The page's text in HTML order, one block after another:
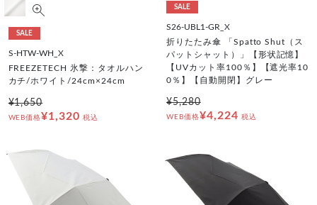
SALE
S-HTW-WH_X
FREEZETECH 氷撃：タオルハン
カチ/ホワイト/24cm×24cm
¥1,650
WEB価格¥1,320 税込
SALE
S26-UBL1-GR_X
折りたたみ傘 「Spatto Shut（ス
パットシャット）」【形状記憶】
【UVカット率100％】【遮光率10
0％】【自動開閉】グレー
¥5,280
WEB価格¥4,224 税込